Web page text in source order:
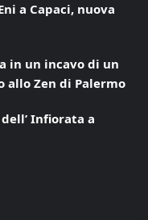
a Capaci, nuova
in un incavo di un
allo Zen di Palermo
Infiorata a